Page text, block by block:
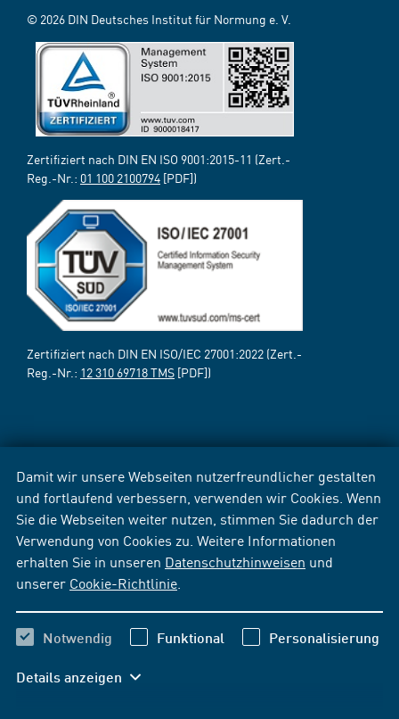
Damit wir unsere Webseiten nutzerfreundlicher gestalten
und fortlaufend verbessern, verwenden wir Cookies. Wenn
Sie die Webseiten weiter nutzen, stimmen Sie dadurch der
Verwendung von Cookies zu. Weitere Informationen
erhalten Sie in unseren Datenschutzhinweisen und
unserer Cookie-Richtlinie
Notwendig Funktional Personalisierung
Details anzeigen
© 2026 DIN Deutsches Institut für Normung e. V.
Zertifiziert nach DIN EN ISO 9001:2015-11 (Zert.-
Reg.-Nr.: 01 100 2100794 [PDF])
Zertifiziert nach DIN EN ISO/IEC 27001:2022 (Zert.-
Reg.-Nr.: 12 310 69718 TMS [PDF])